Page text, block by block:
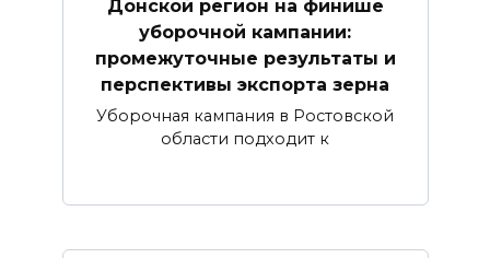
Донской регион на финише
уборочной кампании:
промежуточные результаты и
перспективы экспорта зерна
Уборочная кампания в Ростовской
области подходит к